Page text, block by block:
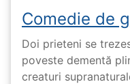
Comedie de
Doi prieteni se
poveste dementă
creaturi